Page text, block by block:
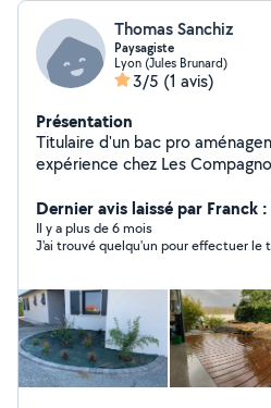
Thomas Sanchiz
Paysagiste
Lyon (Jules Brunard)
3/5 (1 avis)
Présentation
Titulaire d'un bac pro
expérience chez Les
souhaite mettre à profit mon
connaissances. Merci à vous
Dernier avis laissé par Franck
Il y a plus de 6 mois
J'ai trouvé quelqu'un pour effectuer le